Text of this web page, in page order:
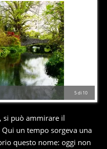
5di 10
si può ammirare il
Qui un tempo sorgeva una
questo nome: oggi non